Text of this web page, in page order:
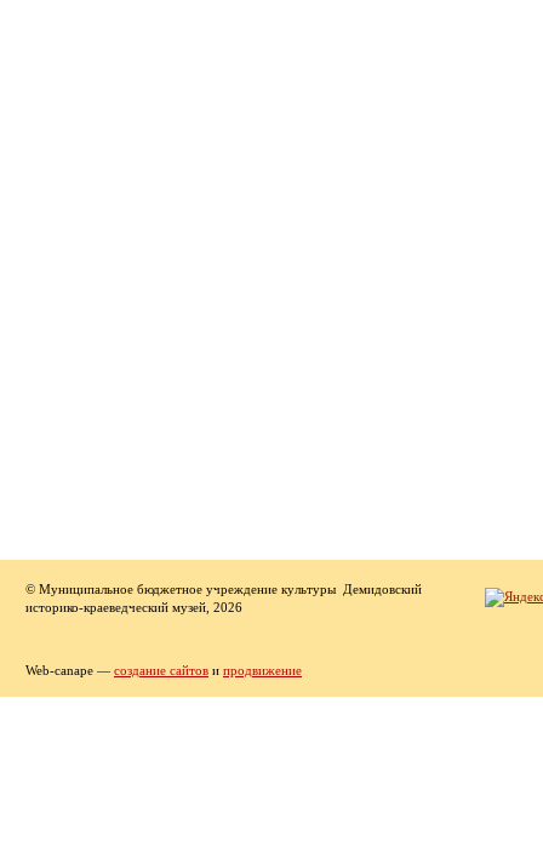
© Муниципальное бюджетное учреждение культуры Демидовский
историко-краеведческий музей, 2026
Web-canape — создание сайтов и продвижение